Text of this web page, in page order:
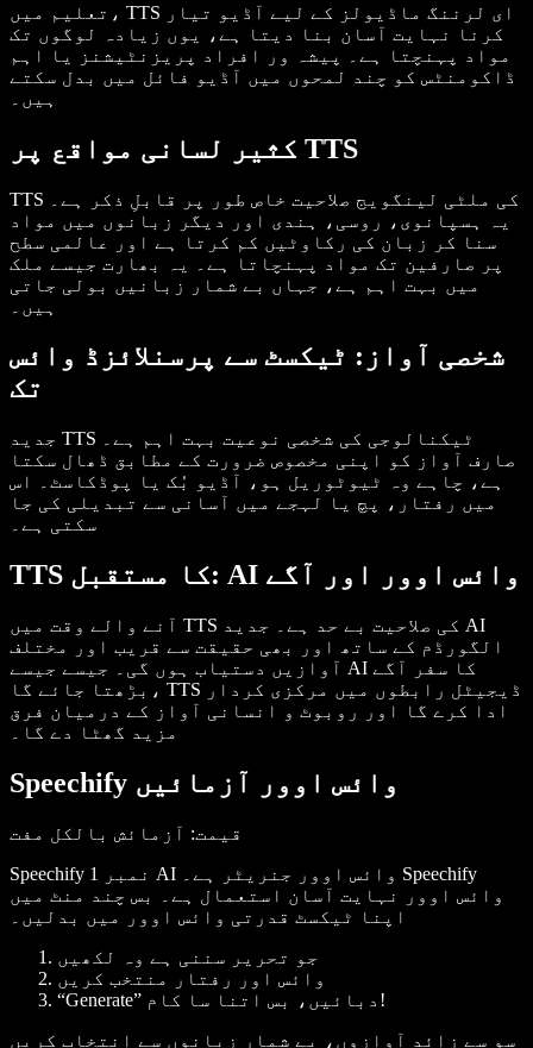
تعلیم میں، TTS ای لرننگ ماڈیولز کے لیے آڈیو تیار
کرنا نہایت آسان بنا دیتا ہے، یوں زیادہ لوگوں تک
مواد پہنچتا ہے۔ پیشہ ور افراد پریزنٹیشنز یا اہم
ڈاکومنٹس کو چند لمحوں میں آڈیو فائل میں بدل سکتے
ہیں۔
کثیر لسانی مواقع پر TTS
TTS کی ملٹی لینگویج صلاحیت خاص طور پر قابلِ ذکر ہے۔
یہ ہسپانوی، روسی، ہندی اور دیگر زبانوں میں مواد
سنا کر زبان کی رکاوٹیں کم کرتا ہے اور عالمی سطح
پر صارفین تک مواد پہنچاتا ہے۔ یہ بھارت جیسے ملک
میں بہت اہم ہے، جہاں بے شمار زبانیں بولی جاتی
ہیں۔
شخصی آواز: ٹیکسٹ سے پرسنلائزڈ وائس
تک
جدید TTS ٹیکنالوجی کی شخصی نوعیت بہت اہم ہے۔
صارف آواز کو اپنی مخصوص ضرورت کے مطابق ڈھال سکتا
ہے، چاہے وہ ٹیوٹوریل ہو، آڈیو بُک یا پوڈکاسٹ۔ اس
میں رفتار، پچ یا لہجے میں آسانی سے تبدیلی کی جا
سکتی ہے۔
TTS کا مستقبل: AI وائس اوور اور آگے
آنے والے وقت میں TTS کی صلاحیت بے حد ہے۔ جدید AI
الگورڈم کے ساتھ اور بھی حقیقت سے قریب اور مختلف
آوازیں دستیاب ہوں گی۔ جیسے جیسے AI کا سفر آگے
بڑھتا جائے گا، TTS ڈیجیٹل رابطوں میں مرکزی کردار
ادا کرے گا اور روبوٹ و انسانی آواز کے درمیان فرق
مزید گھٹا دے گا۔
Speechify وائس اوور آزمائیں
قیمت: آزمائش بالکل مفت
Speechify نمبر 1 AI وائس اوور جنریٹر ہے۔ Speechify
وائس اوور نہایت آسان استعمال ہے۔ بس چند منٹ میں
اپنا ٹیکسٹ قدرتی وائس اوور میں بدلیں۔
جو تحریر سننی ہے وہ لکھیں
وائس اور رفتار منتخب کریں
“Generate” دبائیں، بس اتنا سا کام!
سو سے زائد آوازوں، بے شمار زبانوں سے انتخاب کریں